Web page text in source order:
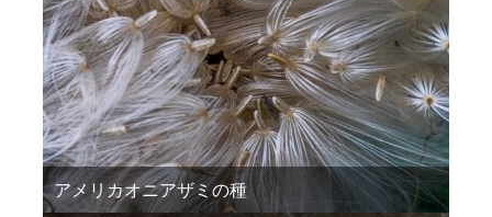
アメリカオニアザミの種